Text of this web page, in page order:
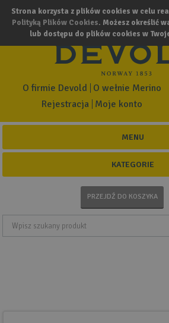
Strona korzysta z plików cookies w celu
Polityką Plików Cookies. Możesz określić
lub dostępu do plików cookies w
Rejestracja Moje konto
O firmie Devold O wełnie Merino
MENU
KATEGORIE
PRZEJDŹ DO KOSZYKA